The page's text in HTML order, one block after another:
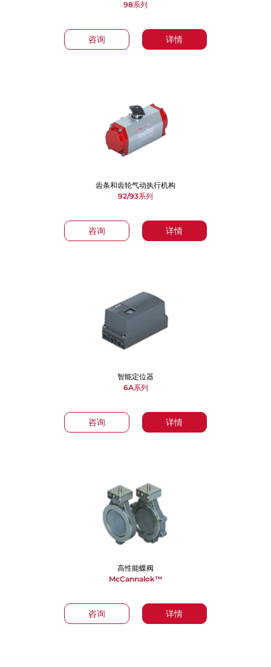
咨询 详情
98系列
咨询 详情
齿条和齿轮气动执行机构
92/93系列
咨询 详情
智能定位器
6A系列
咨询 详情
高性能蝶阀
McCannalok™